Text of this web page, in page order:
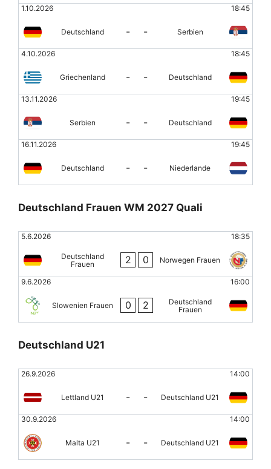
1.10.2026 18:45
Deutschland - - Serbien
4.10.2026 18:45
Griechenland - - Deutschland
13.11.2026 19:45
Serbien - - Deutschland
16.11.2026 19:45
Deutschland - - Niederlande
Deutschland Frauen WM 2027 Quali
5.6.2026 18:35
Deutschland
Frauen
2 0 Norwegen Frauen
9.6.2026 16:00
Slowenien Frauen 0 2
Deutschland
Frauen
Deutschland U21
26.9.2026 14:00
Lettland U21 - - Deutschland U21
30.9.2026 14:00
Malta U21 - - Deutschland U21